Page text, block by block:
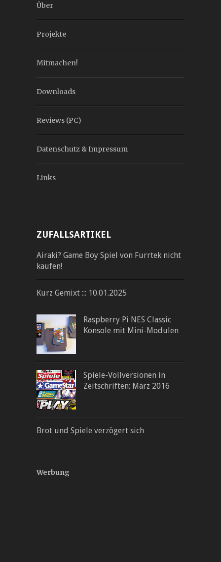
Über
Projekte
Mitmachen!
Downloads
Reviews (PC)
Datenschutz & Impressum
Links
ZUFALLSARTIKEL
Airaki? Game Boy Spiel von Furrtek nicht
kaufen!
Kurz Gemixt ::: 10.01.2025
Raspberry Pi NES Classic
Konsole mit Mini-Modulen
Spiele-Vollversionen in
Zeitschriften: März 2016
Brot und Spiele verzögert sich
Werbung